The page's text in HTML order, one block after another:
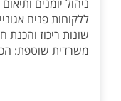
ניהול יומנים
ללקוחות פנים
שונות ריכוז והכנת
משרדית שוטפת: